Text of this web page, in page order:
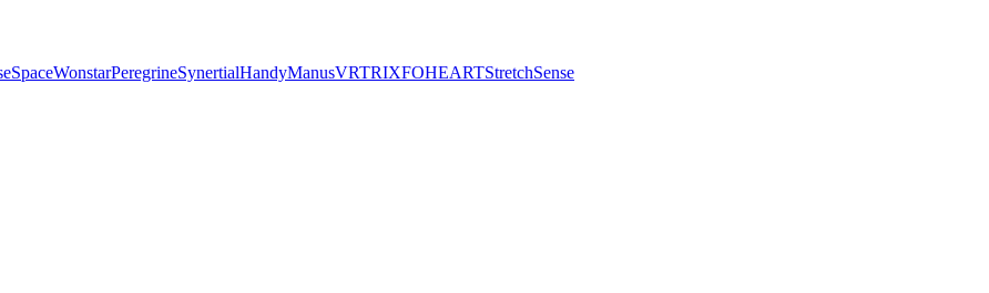
WonstarPeregrineSynertialHandyManusVRTRIXFOHEARTStretchSense